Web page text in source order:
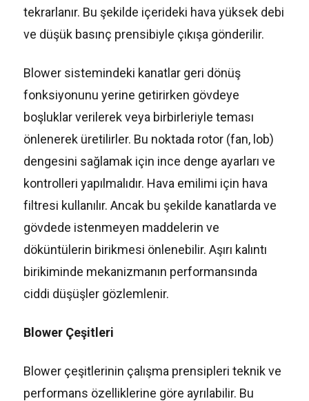
tekrarlanır. Bu şekilde içerideki hava yüksek debi
ve düşük basınç prensibiyle çıkışa gönderilir.
Blower sistemindeki kanatlar geri dönüş
fonksiyonunu yerine getirirken gövdeye
boşluklar verilerek veya birbirleriyle teması
önlenerek üretilirler. Bu noktada rotor (fan, lob)
dengesini sağlamak için ince denge ayarları ve
kontrolleri yapılmalıdır. Hava emilimi için hava
filtresi kullanılır. Ancak bu şekilde kanatlarda ve
gövdede istenmeyen maddelerin ve
döküntülerin birikmesi önlenebilir. Aşırı kalıntı
birikiminde mekanizmanın performansında
ciddi düşüşler gözlemlenir.
Blower Çeşitleri
Blower çeşitlerinin çalışma prensipleri teknik ve
performans özelliklerine göre ayrılabilir. Bu